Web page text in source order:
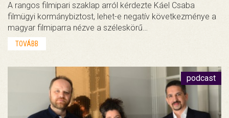
A rangos filmipari szaklap arról kérdezte Káel Csaba
filmügyi kormánybiztost, lehet-e negatív következménye a
magyar filmiparra nézve a széleskörű…
TOVÁBB
podcast